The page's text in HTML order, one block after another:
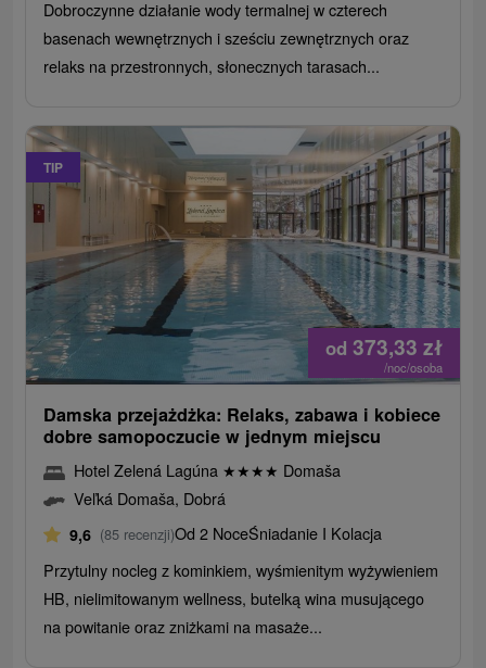
Dobroczynne działanie wody termalnej w czterech
basenach wewnętrznych i sześciu zewnętrznych oraz
relaks na przestronnych, słonecznych tarasach...
TIP
od 373,33 zł
/noc/osoba
Damska przejażdżka: Relaks, zabawa i kobiece
dobre samopoczucie w jednym miejscu
Hotel Zelená Lagúna ★★★★ Domaša
Veľká Domaša, Dobrá
9,6 (85 recenzji)Od 2 NoceŚniadanie I Kolacja
Przytulny nocleg z kominkiem, wyśmienitym wyżywieniem
HB, nielimitowanym wellness, butelką wina musującego
na powitanie oraz zniżkami na masaże...